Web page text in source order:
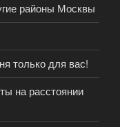
районы Москвы
только для вас!
на расстоянии